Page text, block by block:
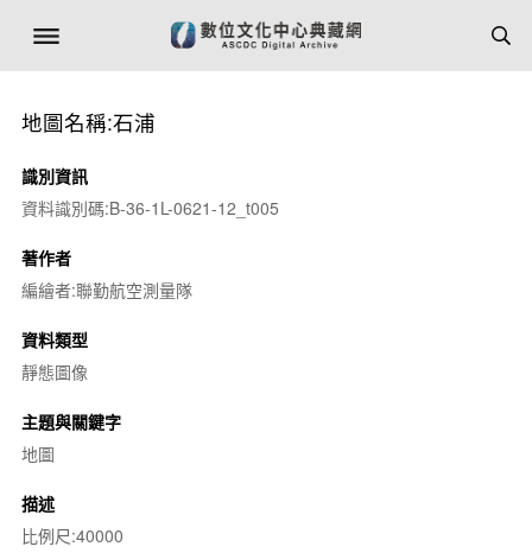
地圖名稱:石浦
識別資訊
資料識別碼:B-36-1L-0621-12_t005
著作者
編繪者:聯勤航空測量隊
資料類型
靜態圖像
主題與關鍵字
地圖
描述
比例尺:40000